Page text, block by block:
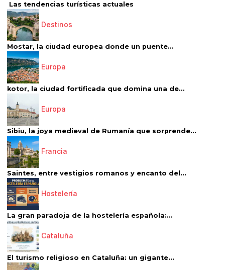
Las tendencias turísticas actuales
Destinos
Mostar, la ciudad europea donde un puente...
Europa
kotor, la ciudad fortificada que domina una de...
Europa
Sibiu, la joya medieval de Rumanía que sorprende...
Francia
Saintes, entre vestigios romanos y encanto del...
Hostelería
La gran paradoja de la hostelería española:...
Cataluña
El turismo religioso en Cataluña: un gigante...